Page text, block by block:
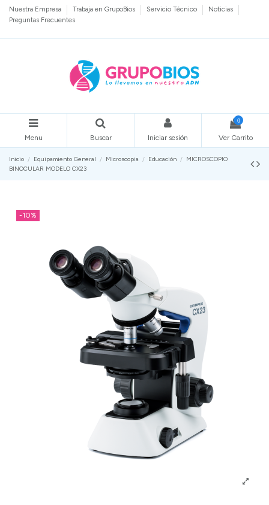
Nuestra Empresa Trabaja en GrupoBios Servicio Técnico
Noticias
Preguntas Frecuentes
Menu Buscar Iniciar sesión
0
Ver Carrito
Inicio Equipamiento General Microscopia Educación
MICROSCOPIO
BINOCULAR MODELO CX23
-10%